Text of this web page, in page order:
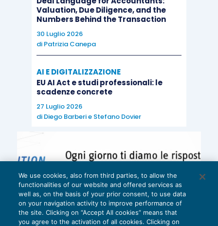
Valuation, Due Diligence, and the
Numbers Behind the Transaction
30 Luglio 2026
di Patrizia Canepa
AI E DIGITALIZZAZIONE
EU AI Act e studi professionali: le
scadenze concrete
27 Luglio 2026
di Diego Barberie Stefano Dovier
We use cookies, also from third parties, to allow the
functionalities of our website and offered services as
well as, on the basis of your prior consent, to use data
on your navigation activity to improve performance of
the site. Clicking on “Accept All cookies” means that
you agree to the activation of all cookies. Clicking on